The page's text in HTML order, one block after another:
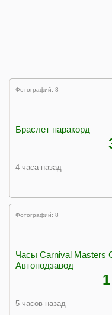
Фотографий: 8
Браслет паракорд
4 часа назад
Фотографий: 8
Часы Carnival Masters
Автоподзавод
5 часов назад